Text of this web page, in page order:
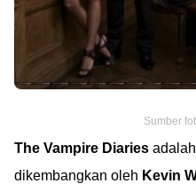
Sumber
The Vampire Diaries
dikembangkan oleh Kevin